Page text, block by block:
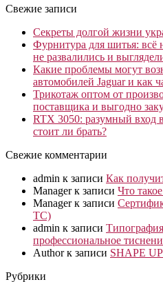
Свежие записи
Секреты долгой жизни
Фурнитура для шитья:
не развалились и
Какие проблемы могут
автомобилей Jaguar и как
Трикотаж оптом от
поставщика и выгодно
RTX 3050: разумный вход
стоит ли брать?
Свежие комментарии
admin к записи Как
Managerк записи Что
Managerк записи
ТС)
admin к записи
профессиональное
Authorк записи SHAPE
Рубрики